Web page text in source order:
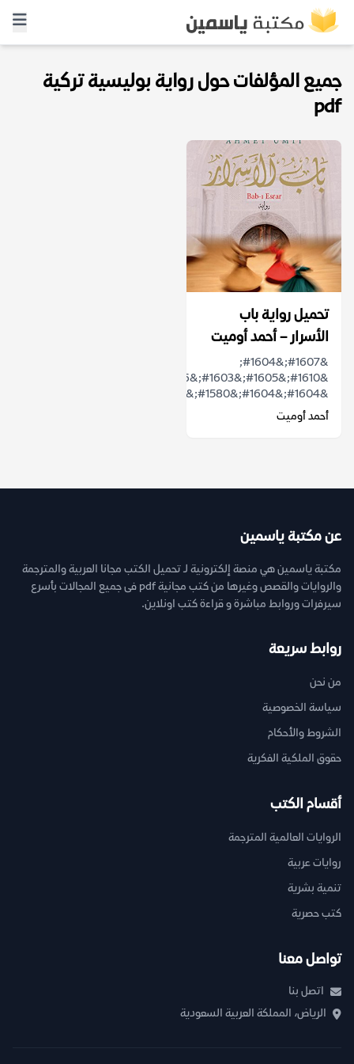
جميع المؤلفات حول رواية بوليسية تركية
pdf
تحميل رواية باب
الأسرار – أحمد أوميت
&#1607;&#1604;
&#1604;&#1604;&#1580;&#1585;&#1610;&...
أحمد أوميت
عن مكتبة ياسمين
مكتبة ياسمين هي منصة إلكترونية لـ تحميل الكتب مجانا العربية والمترجمة
والروايات والقصص وغيرها من كتب مجانية pdf فى جميع المجالات بأسرع
سيرفرات وروابط مباشرة و قراءة كتب اونلاين.
روابط سريعة
من نحن
سياسة الخصوصية
الشروط والأحكام
حقوق الملكية الفكرية
أقسام الكتب
الروايات العالمية المترجمة
روايات عربية
تنمية بشرية
كتب حصرية
تواصل معنا
اتصل بنا
الرياض، المملكة العربية السعودية